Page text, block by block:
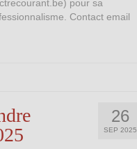
pour sa
Contact email
26
SEP 2025